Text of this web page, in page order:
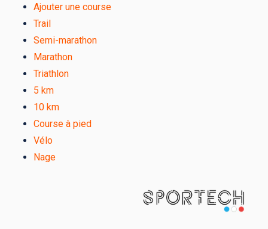
Ajouter une course
Trail
Semi-marathon
Marathon
Triathlon
5 km
10 km
Course à pied
Vélo
Nage